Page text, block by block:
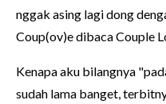
nggak asing lagi dong
Coup(ov)e dibaca Couple
Kenapa aku bilangnya
sudah lama banget,